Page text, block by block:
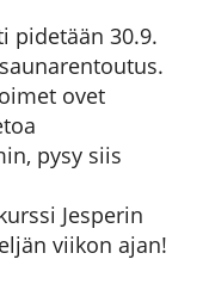
pidetään 30.9.
ovet
pysy siis
Jesperin
viikon ajan!